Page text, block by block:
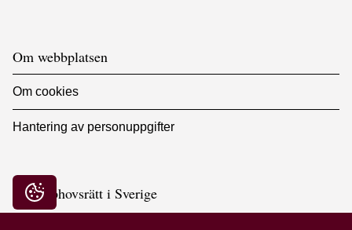
Om webbplatsen
Om cookies
Hantering av personuppgifter
Bildupphovsrätt i Sverige
Integritetsinställningar